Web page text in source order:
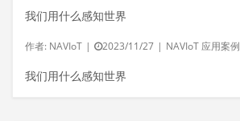
我们用什么感知世界
作者: NAVIoT | 2023/11/27 | NAVIoT 应用案例
我们用什么感知世界